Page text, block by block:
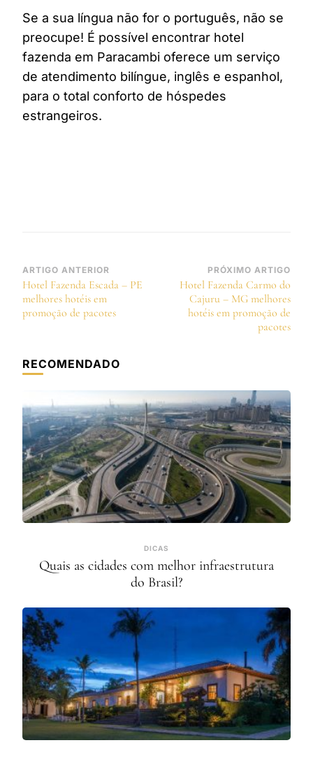
Se a sua língua não for o português, não se
preocupe! É possível encontrar hotel
fazenda em Paracambi oferece um serviço
de atendimento bilíngue, inglês e espanhol,
para o total conforto de hóspedes
estrangeiros.
Navegação
de
post
ARTIGO ANTERIOR
Hotel Fazenda Escada – PE
melhores hotéis em
promoção de pacotes
PRÓXIMO ARTIGO
Hotel Fazenda Carmo do
Cajuru – MG melhores
hotéis em promoção de
pacotes
RECOMENDADO
DICAS
Quais as cidades com melhor infraestrutura
do Brasil?